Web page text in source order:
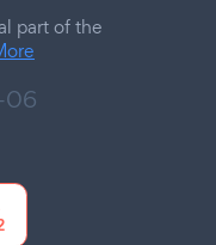
part of the